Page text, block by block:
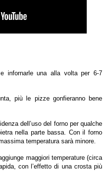
infornarle una alla volta per 6-7
più le pizze gonfieranno bene
dell’uso del forno per qualche
nella parte bassa. Con il forno
temperatura sarà minore.
maggiori temperature (circa
con l’effetto di una crosta più